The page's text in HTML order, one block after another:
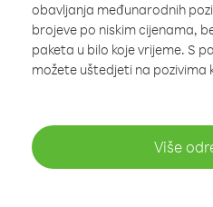
obavljanja međunarodnih
brojeve po niskim cijenama,
paketa u bilo koje vrijeme. S
možete uštedjeti na pozivima
Više